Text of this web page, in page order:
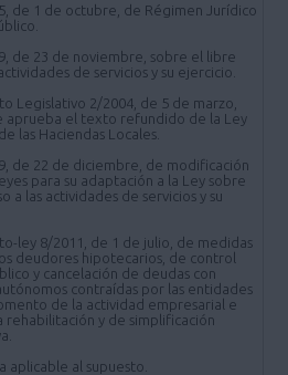
de 1 de octubre, de Régimen Jurídico
de 23 de noviembre, sobre el libre
de servicios y su ejercicio.
Legislativo 2/2004, de 5 de marzo,
aprueba el texto refundido de la Ley
las Haciendas Locales.
de 22 de diciembre, de modificación
para su adaptación a la Ley sobre
a las actividades de servicios y su
ley 8/2011, de 1 de julio, de medidas
deudores hipotecarios, de control
y cancelación de deudas con
contraídas por las entidades
de la actividad empresarial e
rehabilitación y de simplificación
aplicable al supuesto.